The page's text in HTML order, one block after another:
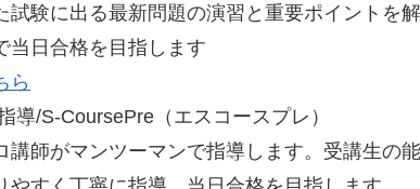
試験に出る最新問題の演習と重要ポイントを
当日合格を目指します
ら
/S-CoursePre（エスコースプレ）
講師がマンツーマンで指導します。受講生の